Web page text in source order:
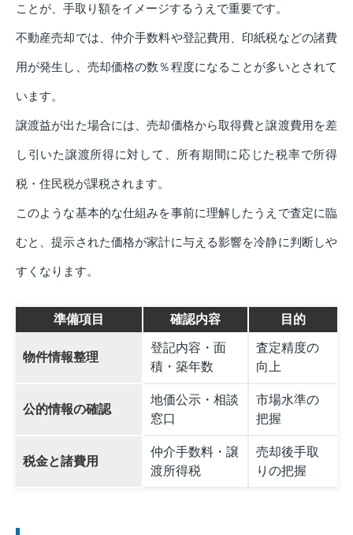
ことが、手取り額をイメージするうえで重要です。
不動産売却では、仲介手数料や登記費用、印紙税などの諸費
用が発生し、売却価格の数％程度になることが多いとされて
います。
譲渡益が出た場合には、売却価格から取得費と譲渡費用を差
し引いた譲渡所得に対して、所有期間に応じた税率で所得
税・住民税が課税されます。
このような基本的な仕組みを事前に理解したうえで査定に臨
むと、提示された価格が家計に与える影響を冷静に判断しや
すくなります。
準備項目 確認内容 目的
物件情報整理
登記内容・面
積・築年数
査定精度の
向上
公的情報の確認
地価公示・相談
窓口
市場水準の
把握
税金と諸費用
仲介手数料・譲
渡所得税
売却後手取
りの把握